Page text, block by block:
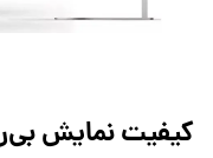
کیفیت نمایش